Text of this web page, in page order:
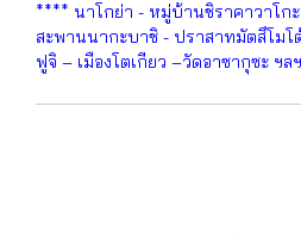
**** นาโกย่า - หมู่บ้านชิราคาวาโก
สะพานนากะบาชิ - ปราสาทมัตสึโมโ
ฟูจิ – เมืองโตเกียว –วัดอาซากุซะ ฯลฯ